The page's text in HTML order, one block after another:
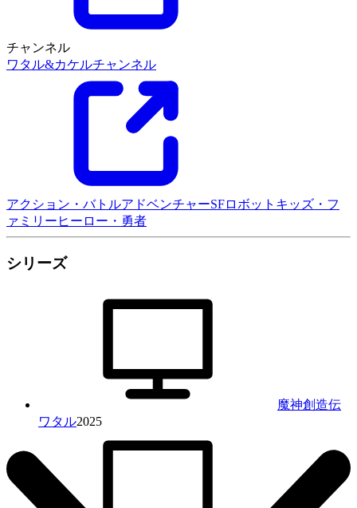
チャンネル
ワタル&カケルチャンネル
アクション・バトルアドベンチャーSFロボット キッズ・フ
ァミリー ヒーロー・勇者
シリーズ
魔神創造伝
ワタル2025